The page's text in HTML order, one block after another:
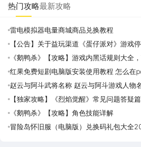
热门攻略最新攻略
雷电模拟器电量商城商品兑换教程
【公告】关于益玩渠道《蛋仔派对》游戏
《鹅鸭杀》【攻略】游戏内黑话规则大全
红果免费短剧电脑版安装使用教程 怎么在
赵云与阿斗武将名称 赵云与阿斗游戏人物
【独家攻略】《烈焰觉醒》常见问题答疑
《鹅鸭杀》【攻略】角色技能详解
冒险岛怀旧服（电脑版）兑换码礼包大全